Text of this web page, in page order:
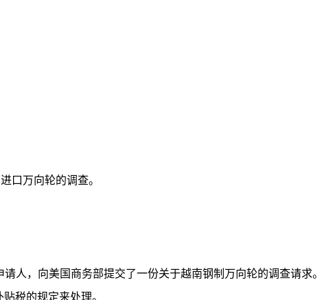
口万向轮的调查。
人，向美国商务部提交了一份关于越南钢制万向轮的调查请求
税的规定来处理。